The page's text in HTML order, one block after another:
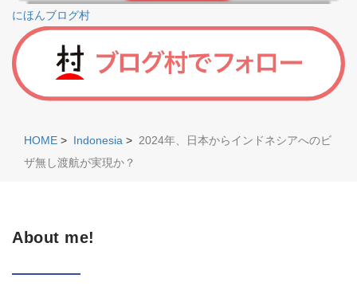
にほんブログ村
HOME > Indonesia > 2024年、日本からインドネシアへのビ
ザ無し渡航が実現か？
About me!